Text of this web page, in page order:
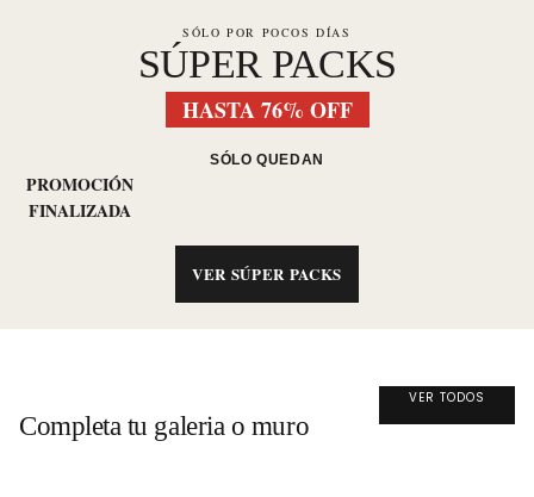
SÓLO POR POCOS DÍAS
SÚPER PACKS
HASTA 76% OFF
SÓLO QUEDAN
PROMOCIÓN
FINALIZADA
VER SÚPER PACKS
Completa tu galeria o muro
VER TODOS